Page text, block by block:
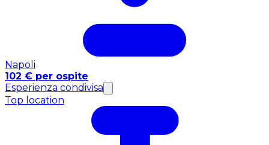
Napoli
102 € per ospite
Esperienza condivisa
Top location